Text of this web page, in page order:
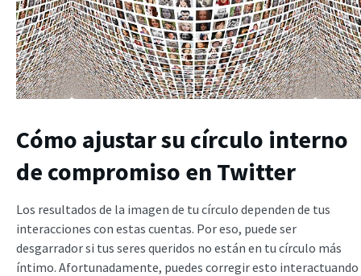
Cómo ajustar su círculo interno
de compromiso en Twitter
Los resultados de la imagen de tu círculo dependen de tus
interacciones con estas cuentas. Por eso, puede ser
desgarrador si tus seres queridos no están en tu círculo más
íntimo. Afortunadamente, puedes corregir esto interactuando